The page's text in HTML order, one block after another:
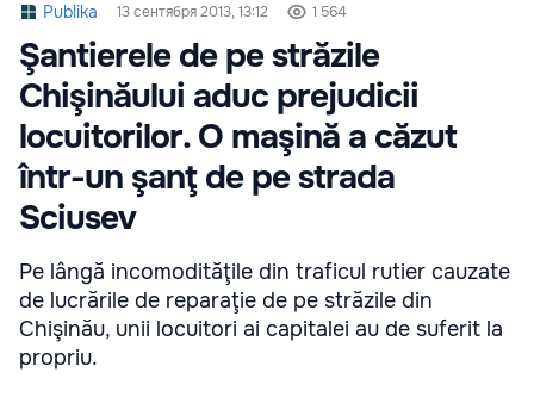
Publika 13 сентября 2013, 13:12 1 564
Şantierele de pe străzile
Chişinăului aduc prejudicii
locuitorilor. O maşină a căzut
într-un şanţ de pe strada
Sciusev
Pe lângă incomodităţile din traficul rutier cauzate
de lucrările de reparaţie de pe străzile din
Chişinău, unii locuitori ai capitalei au de suferit la
propriu.